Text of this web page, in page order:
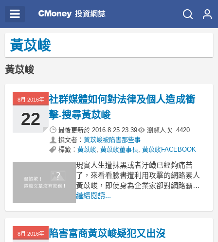
黃苡峻
黃苡峻
8月 2016年
22
社群媒體如何對法律及個人造成衝
擊-搜尋黃苡峻
最後更新於 2016.8.25 23:39 瀏覽人次 :4420
撰文者： 黃苡峻被陷害那些事
標籤： 黃苡峻, 黃苡峻董事長, 黃苡峻FACEBOOK
現實人生遭抹黑或者汙衊已經夠痛苦
了，來看看臉書遭利用攻擊的網路素人
黃苡峻，即使身為企業家卻對網路霸凌
無所適從
社群網站( Social Media)，凡舉Twitter,臉
書,plurk....等等，無不深入每個人的生
繼續閱讀...
8月 2016年 陷害富商黃苡峻疑犯又出沒